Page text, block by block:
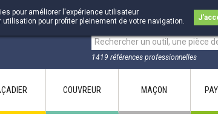
1419 références professionnelles
pour améliorer l'expérience utilisateur
pour profiter pleinement de votre navigation.
COUVREUR MAÇON